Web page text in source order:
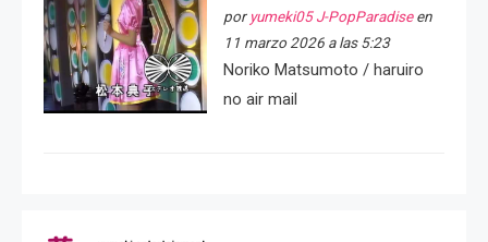
por yumeki05 J-PopParadiseen
11 marzo 2026 a las 5:23
Noriko Matsumoto / haruiro
no air mail